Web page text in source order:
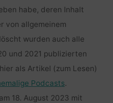
habe, deren Inhalt
von allgemeinem
wurden auch alle
und 2021 publizierten
als Artikel (zum Lesen)
Podcasts.
18. August 2023 mit